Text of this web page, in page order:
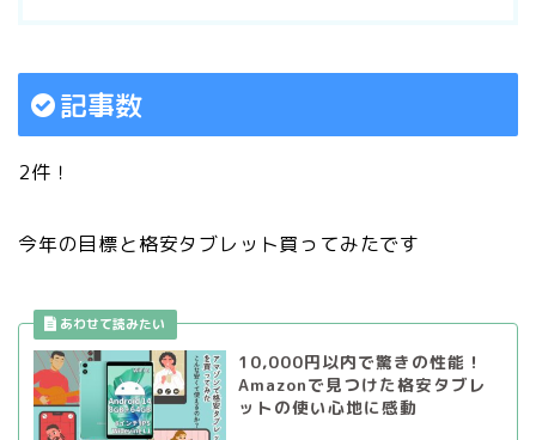
記事数
2件！
今年の目標と格安タブレット買ってみたです
10,000円以内で驚きの性能！
Amazonで見つけた格安タブレ
ットの使い心地に感動